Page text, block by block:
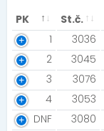
PK St.č.
1
3036
2
3045
3
3076
4
3053
DNF
3080